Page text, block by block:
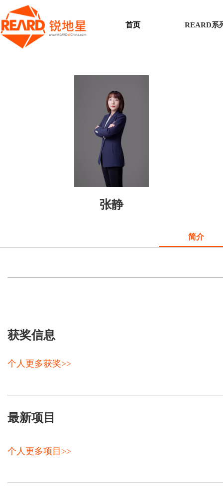
首页 REARD系
张静
简介
获奖信息
个人更多获奖>>
最新项目
个人更多项目>>